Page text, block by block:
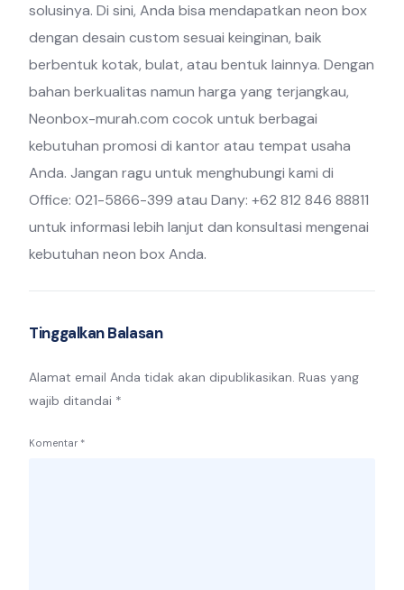
solusinya. Di sini, Anda bisa mendapatkan neon box
dengan desain custom sesuai keinginan, baik
berbentuk kotak, bulat, atau bentuk lainnya. Dengan
bahan berkualitas namun harga yang terjangkau,
Neonbox-murah.com cocok untuk berbagai
kebutuhan promosi di kantor atau tempat usaha
Anda. Jangan ragu untuk menghubungi kami di
Office: 021-5866-399 atau Dany: +62 812 846 88811
untuk informasi lebih lanjut dan konsultasi mengenai
kebutuhan neon box Anda.
Tinggalkan Balasan
Alamat email Anda tidak akan dipublikasikan. Ruas yang
wajib ditandai *
Komentar *